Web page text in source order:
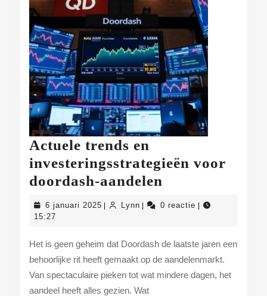
Actuele trends en
investeringsstrategieën voor
doordash-aandelen
trends
voor
doordash-
6 januari 2025 6
LynnLynn 0 reactie
15:27
Het is geen geheim dat Doordash de laatste jaren een
behoorlijke rit heeft gemaakt op de aandelenmarkt.
Van spectaculaire pieken tot wat mindere dagen, het
aandeel heeft alles gezien. Wat